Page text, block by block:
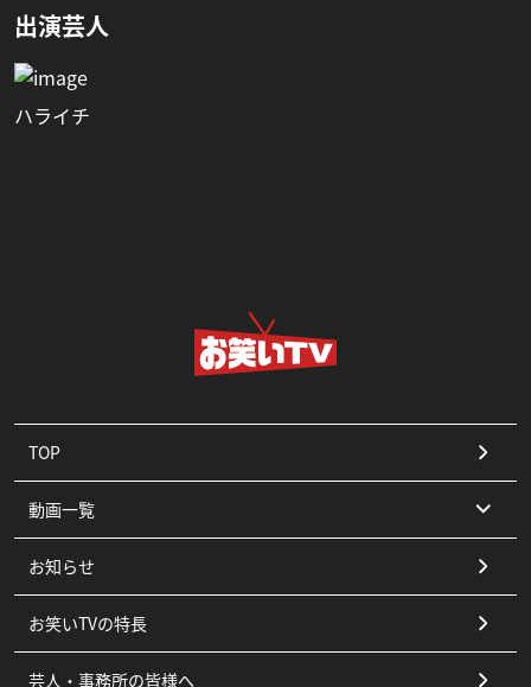
出演芸人
ハライチ
TOP
動画一覧
コント
漫才
ピン
お知らせ
お笑いTVの特長
芸人・事務所の皆様へ